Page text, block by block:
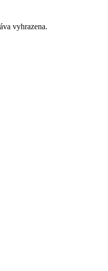
vyhrazena.